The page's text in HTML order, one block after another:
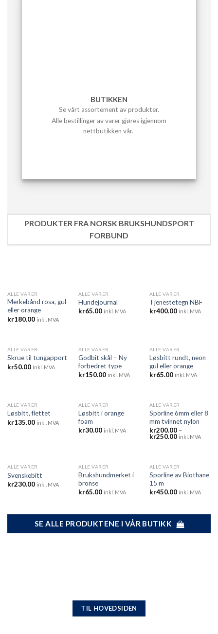
BUTIKKEN
Se vårt assortement av produkter.
Alle bestillinger av varer gjøres igjennom
nettbutikken vår.
PRODUKTER FRA NORSK BRUKSHUNDSPORT
FORBUND
ALLE VARER
Merkebånd rosa, gul
eller orange
kr180.00 inkl. MVA
ALLE VARER
Hundejournal
kr65.00 inkl. MVA
ALLE VARER
Tjenestetegn NBF
kr400.00 inkl. MVA
ALLE VARER
Skrue til tungapport
kr50.00 inkl. MVA
UTSOLGT
ALLE VARER
Godbit skål – Ny
forbedret type
kr150.00 inkl. MVA
ALLE VARER
Løsbitt rundt, neon
gul eller orange
kr65.00 inkl. MVA
UTSOLGT
ALLE VARER
Løsbitt, flettet
kr135.00 inkl. MVA
ALLE VARER
Løsbitt i orange
foam
kr30.00 inkl. MVA
ALLE VARER
Sporline 6mm eller 8
mm tvinnet nylon
kr200.00 –
kr250.00Prisområde:
inkl. MVA
ALLE VARER
Svenskebitt
kr230.00 inkl. MVA
UTSOLGT
ALLE VARER
Brukshundmerket i
bronse
kr65.00 inkl. MVA
ALLE VARER
Sporline av Biothane
15 m
kr450.00 inkl. MVA
SE ALLE PRODUKTENE I VÅR BUTIKK
TIL HOVEDSIDEN